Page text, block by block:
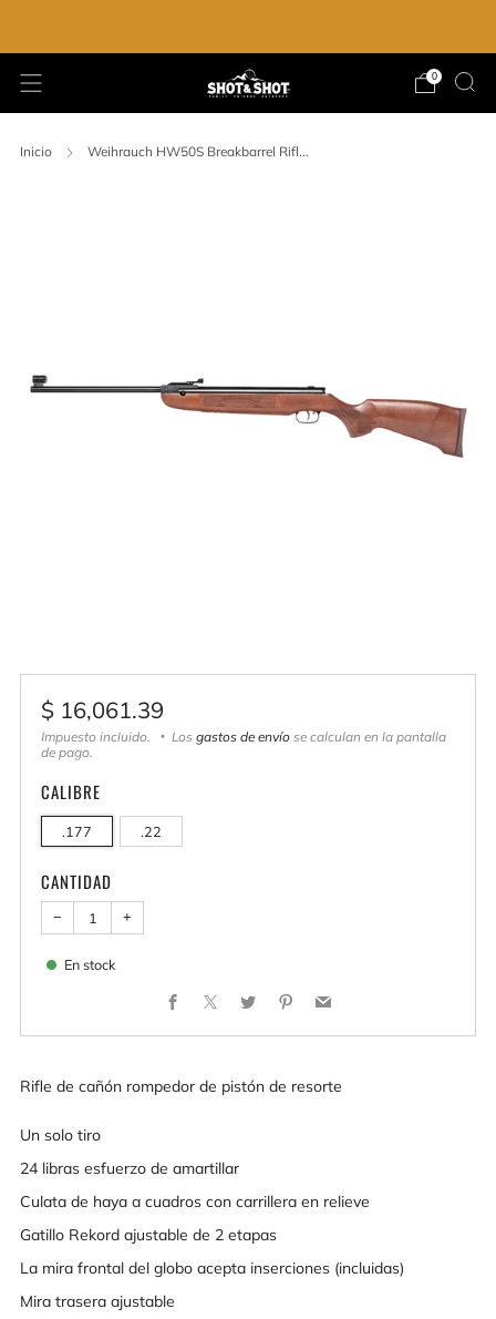
0
Inicio Weihrauch HW50S Breakbarrel Rifl...
Precio
habitual
$ 16,061.39
Impuesto incluido. Los gastos de envío se calculan en la pantalla
de pago.
CALIBRE
.177 .22
CANTIDAD
− +
En stock
Facebook Twitter Pinterest
Email
Rifle de cañón rompedor de pistón de resorte
Un solo tiro
24 libras esfuerzo de amartillar
Culata de haya a cuadros con carrillera en relieve
Gatillo Rekord ajustable de 2 etapas
La mira frontal del globo acepta inserciones (incluidas)
Mira trasera ajustable